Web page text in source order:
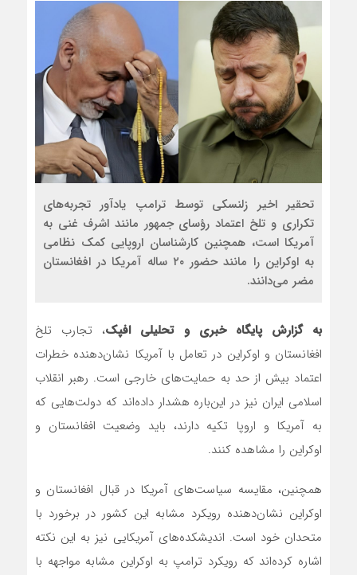
تحقیر اخیر زلنسکی توسط ترامپ یادآور تجربه‌های
تکراری و تلخ اعتماد رؤسای جمهور مانند اشرف غنی به
آمریکا است، همچنین کارشناسان اروپایی کمک نظامی
به اوکراین را مانند حضور ۲۰ ساله آمریکا در افغانستان
مضر می‌دانند.
به گزارش پایگاه خبری و تحلیلی افپک، تجارب تلخ
افغانستان و اوکراین در تعامل با آمریکا نشان‌دهنده خطرات
اعتماد بیش از حد به حمایت‌های خارجی است. رهبر انقلاب
اسلامی ایران نیز در این‌باره هشدار داده‌اند که دولت‌هایی که
به آمریکا و اروپا تکیه دارند، باید وضعیت افغانستان و
اوکراین را مشاهده کنند.
همچنین، مقایسه سیاست‌های آمریکا در قبال افغانستان و
اوکراین نشان‌دهنده رویکرد مشابه این کشور در برخورد با
متحدان خود است. اندیشکده‌های آمریکایی نیز به این نکته
اشاره کرده‌اند که رویکرد ترامپ به اوکراین مشابه مواجهه با